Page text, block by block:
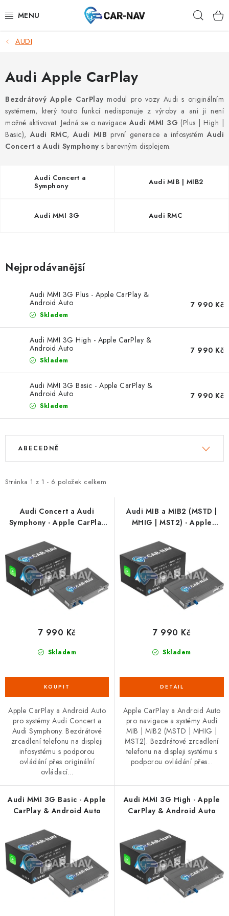
na
AUDI
BMW
FORD
CHEVROLET
MAZDA
MERCEDES-BENZ
SEAT
SUZUKI
ŠKODA
TOYOTA
VW
Cookies a podmínky používání stránek
Podmínky ochrany osobních údajů
Obchodní podmínky
Moje objednávka
Kontakty
AUDI
Audi Apple CarPlay
Bezdrátový Apple CarPlay modul pro vozy Audi s originálním
systémem, který touto funkcí nedisponuje z výroby a ani ji není
možné aktivovat. Jedná se o navigaceAudi MMI 3G (Plus | High |
Basic),Audi RMC,Audi MIB první generace a infosystémAudi
Concert aAudi Symphony s barevným displejem.
Audi Concert a
Symphony
Audi MIB | MIB2
Audi MMI 3G Audi RMC
Nejprodávanější
Audi MMI 3G Plus - Apple CarPlay &
Android Auto
Skladem
7 990 Kč
Audi MMI 3G High - Apple CarPlay &
Android Auto
Skladem
7 990 Kč
Audi MMI 3G Basic - Apple CarPlay &
Android Auto
Skladem
7 990 Kč
V
i
r
d
u
k
Stránka 1 z 1 - 6 položek celkem
Ř
e
p
o
d
u
ABECEDNĚ
Audi Concert a Audi
Symphony - Apple CarPlay
Skladem
7 990 Kč
Apple CarPlay a Android Auto
pro systémy Audi Concert a
Audi Symphony. Bezdrátové
zrcadlení telefonu na displeji
infosystému s podporou
ovládání přes originální
ovládací...
Audi MIB a MIB2 (MSTD |
MHIG | MST2) - Apple
Skladem
7 990 Kč
Apple CarPlay a Android Auto
pro navigace a systémy Audi
MIB | MIB2 (MSTD | MHIG |
MST2). Bezdrátové zrcadlení
telefonu na displeji systému s
podporou ovládání přes...
Audi MMI 3G Basic - Apple
CarPlay & Android Auto
Audi MMI 3G High - Apple
CarPlay & Android Auto